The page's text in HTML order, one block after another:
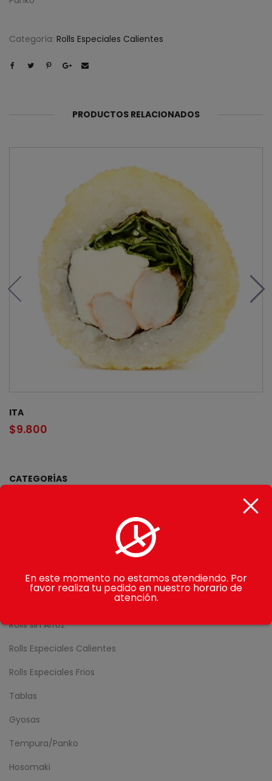
Categoría: Rolls Especiales Calientes
PRODUCTOS RELACIONADOS
ITA
$9.800
CATEGORÍAS
Sake Rolls
Rolls sin Arroz
Rolls Especiales Calientes
Rolls Especiales Frios
Tablas
Gyosas
Tempura/Panko
Hosomaki
En este momento no estamos atendiendo. Por
favor realiza tu pedido en nuestro horario de
atención.